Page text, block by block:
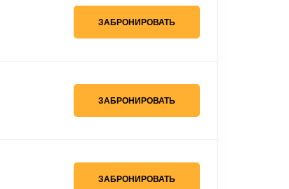
ЗАБРОНИРОВАТЬ
ЗАБРОНИРОВАТЬ
ЗАБРОНИРОВАТЬ